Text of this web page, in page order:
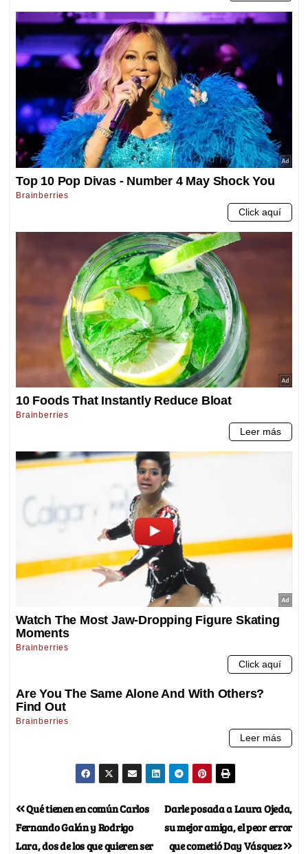
Darle posada a Laura Ojeda,
su mejor amiga, el peor error
que cometió Day Vásquez
Qué tienen en común Carlos
Fernando Galán y Rodrigo
Lara, dos de los que quieren ser